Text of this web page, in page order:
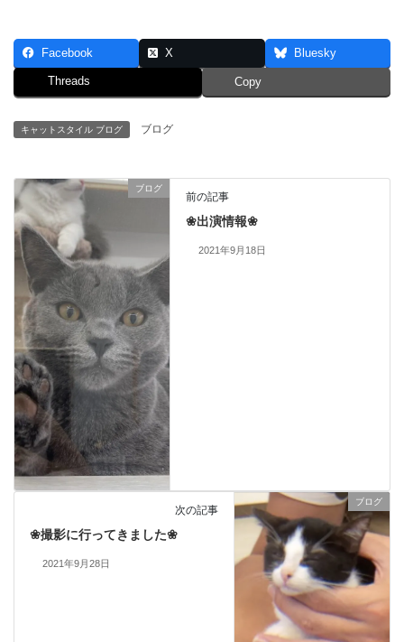
Facebook X Bluesky
Threads Copy
キャットスタイル ブログ ブログ
ブログ
前の記事
❀出演情報❀
2021年9月18日
ブログ
次の記事
❀撮影に行ってきました❀
2021年9月28日